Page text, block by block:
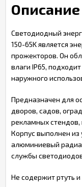
Описание
Светодиодный
150-65K является
прожекторов. Он
влаги IP65,
наружного
Предназначен для
дворов, садов,
рекламных
Корпус выполнен из
алюминиевый
службы
Не содержит ртуть и